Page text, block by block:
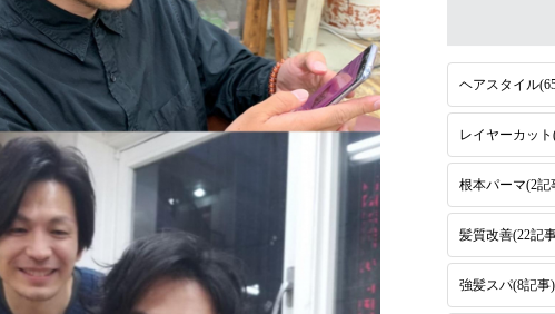
ヘアスタイル
レイヤーカッ
根本パーマ(2記
髪質改善(22記
強髪スパ(8記事)